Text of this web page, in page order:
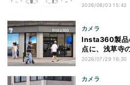
2026/08/03 15:42
カメラ
Insta360製品
点に、浅草寺
2026/07/29 16:30
カメラ